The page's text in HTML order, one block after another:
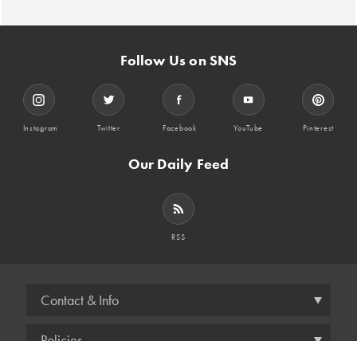
Follow Us on SNS
Instagram Twitter Facebook YouTube Pinterest
Our Daily Feed
RSS
Contact & Info